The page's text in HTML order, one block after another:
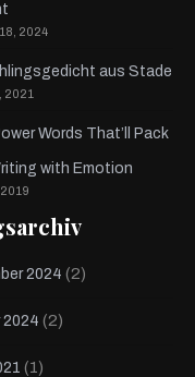
2024
aus Stade
2021
Words That’ll Pack
with Emotion
2024 (2)
2024 (2)
(1)